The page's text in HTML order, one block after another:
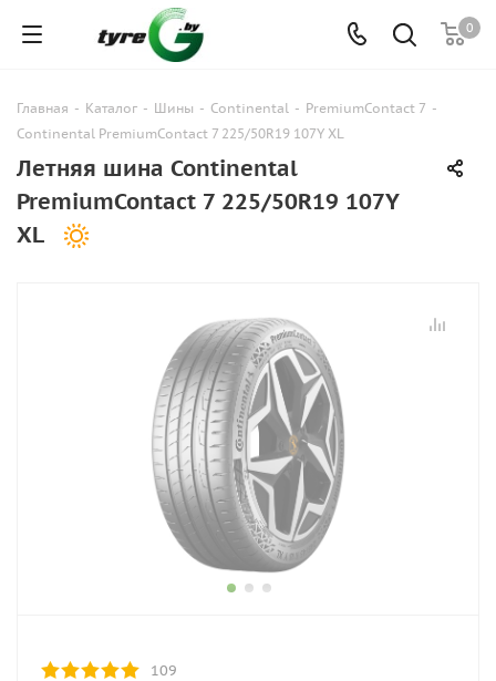
0
Главная - Каталог - Шины - Continental - PremiumContact 7 -
Continental PremiumContact 7 225/50R19 107Y XL
Летняя шина Continental
PremiumContact 7 225/50R19 107Y
XL
109